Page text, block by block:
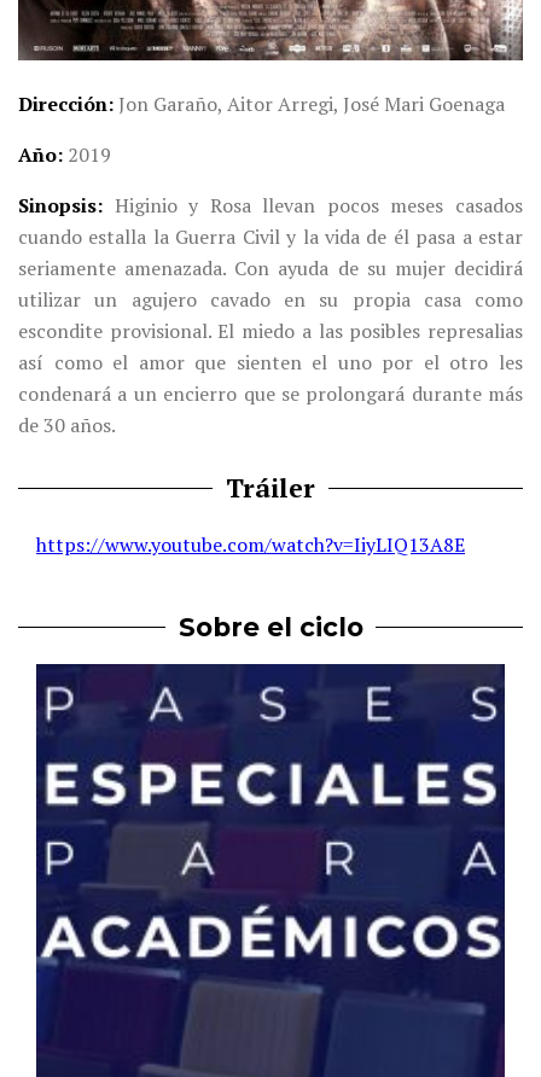
Dirección Jon Garaño, Aitor Arregi, José Mari Goenaga
Año 2019
Sinopsis
Higinio y Rosa llevan pocos meses casados
cuando estalla la Guerra Civil y la vida de él pasa a estar
seriamente amenazada. Con ayuda de su mujer decidirá
utilizar un agujero cavado en su propia casa como
escondite provisional. El miedo a las posibles represalias
así como el amor que sienten el uno por el otro les
condenará a un encierro que se prolongará durante más
de 30 años.
Tráiler
https://www.youtube.com/watch?v=IiyLIQ13A8E
Sobre el ciclo